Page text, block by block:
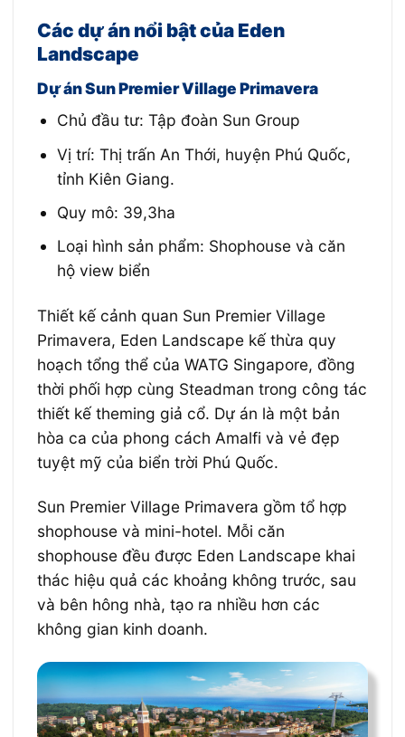
Các dự án nổi bật của Eden
Landscape
Dự án Sun Premier Village Primavera
Chủ đầu tư: Tập đoàn Sun Group
Vị trí:Thị trấn An Thới, huyện Phú Quốc,
tỉnh Kiên Giang.
Quy mô: 39,3ha
Loại hình sản phẩm: Shophouse và căn
hộ view biển
Thiết kế cảnh quan Sun Premier Village
Primavera, Eden Landscape kế thừa quy
hoạch tổng thể của WATG Singapore, đồng
thời phối hợp cùng Steadman trong công tác
thiết kế theming giả cổ. Dự án là một bản
hòa ca của phong cách Amalfi và vẻ đẹp
tuyệt mỹ của biển trời Phú Quốc.
Sun Premier Village Primavera gồm tổ hợp
shophouse và mini-hotel. Mỗi căn
shophouse đều được Eden Landscape khai
thác hiệu quả các khoảng không trước, sau
và bên hông nhà, tạo ra nhiều hơn các
không gian kinh doanh.